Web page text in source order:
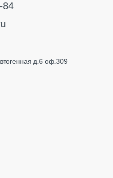
84
д.6 оф.309